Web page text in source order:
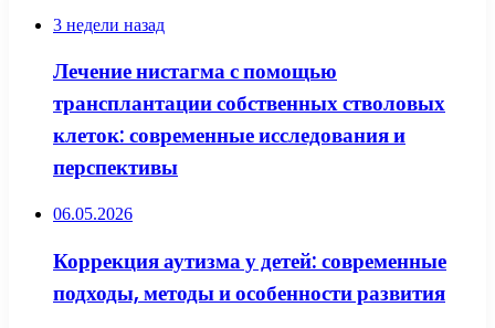
3 недели назад
Лечение нистагма с помощью
трансплантации собственных стволовых
клеток: современные исследования и
перспективы
06.05.2026
Коррекция аутизма у детей: современные
подходы, методы и особенности развития